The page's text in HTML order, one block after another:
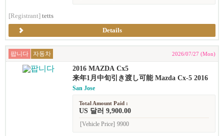
[Registrant] tetts
Details
팝니다 자동차 2026/07/27 (Mon)
2016 MAZDA Cx5
来年1月中旬引き渡し可能 Mazda Cx-5 2016
San Jose
Total Amount Paid :
US 달러 9,900.00
[Vehicle Price] 9900